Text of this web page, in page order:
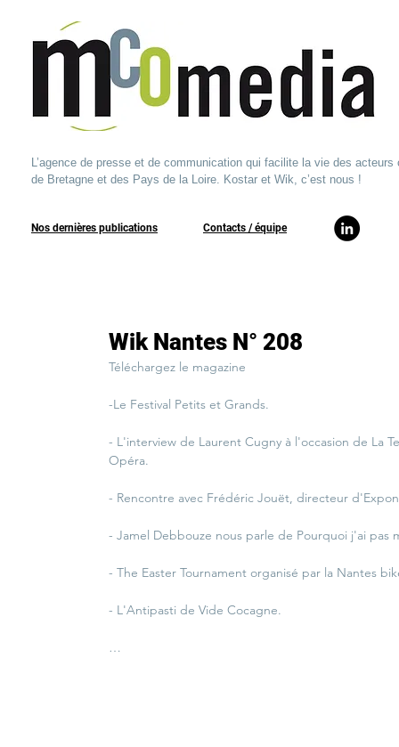
L’agence de presse et de communication qui facilite la vie des acteurs
de Bretagne et des Pays de la Loire. Kostar et Wik, c’est nous !
Nos dernières publications ​Contacts / équipe​
Wik Nantes N° 208
Téléchargez le magazine
-Le Festival Petits et Grands.
- L'interview de Laurent Cugny à l'occasion de La
Opéra.
- Rencontre avec Frédéric Jouët, directeur
- Jamel Debbouze nous parle de Pourquoi j'ai pas
- The Easter Tournament organisé par la Nantes
- L'Antipasti de Vide Cocagne.
…